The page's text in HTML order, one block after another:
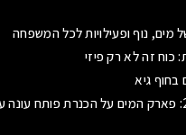
מים, נוף ופעילויות לכל המשפחה
כוח זה לא רק פיזי
בחוף גיא
חוף גיא נערך לקיץ 2026: פארק המים על הכנרת פותח